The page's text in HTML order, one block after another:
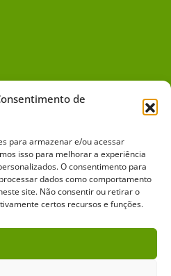
de
para armazenar e/ou acessar
isso para melhorar a experiência
O consentimento para
dados como comportamento
site. Não consentir ou retirar o
certos recursos e funções.
Leilões Anuncie